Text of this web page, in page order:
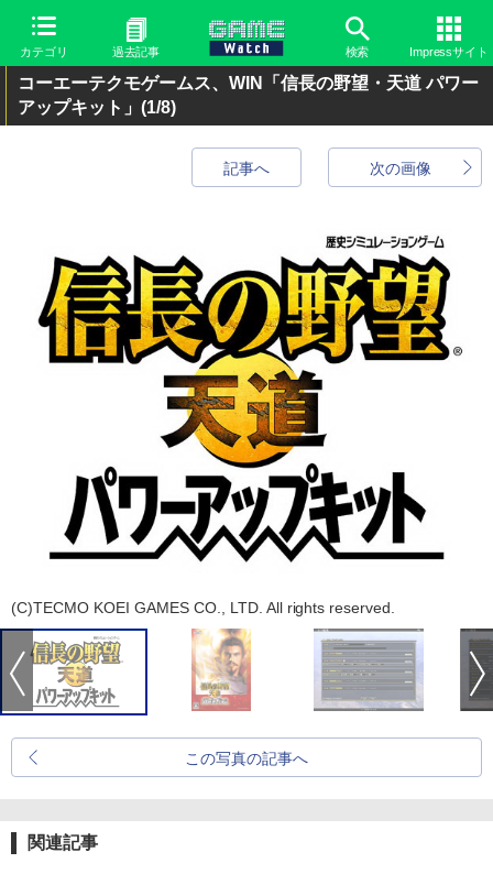
カテゴリ 過去記事 検索 Impressサイト
コーエーテクモゲームス、WIN「信長の野望・天道 パワー
アップキット」 (1/8)
次の画像
記事へ
(C)TECMO KOEI GAMES CO., LTD. All rights reserved.
この写真の記事へ
関連記事